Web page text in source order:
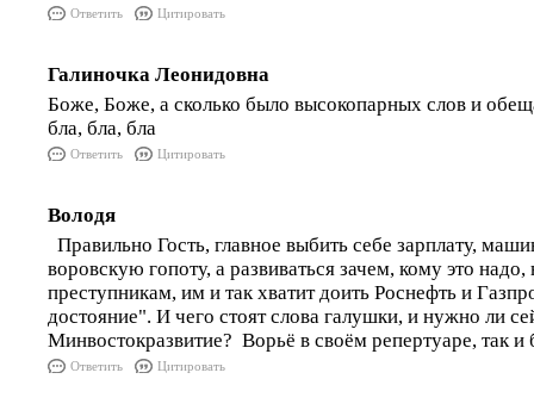
Ответить Цитировать
Галиночка Леонидовна
Боже, Боже, а сколько было высокопарных слов и
бла, бла, бла
Ответить Цитировать
Володя
Правильно Гость, главное выбить себе зарплату,
воровскую гопоту, а развиваться зачем, кому это
преступникам, им и так хватит доить Роснефть и
достояние". И чего стоят слова галушки, и нужно ли
Минвостокразвитие? Ворьё в своём репертуаре, так и
Ответить Цитировать